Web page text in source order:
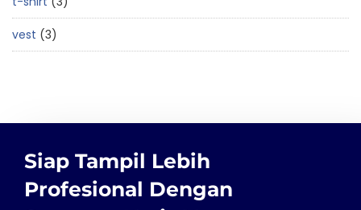
vest 3
Siap Tampil Lebih
Profesional Dengan